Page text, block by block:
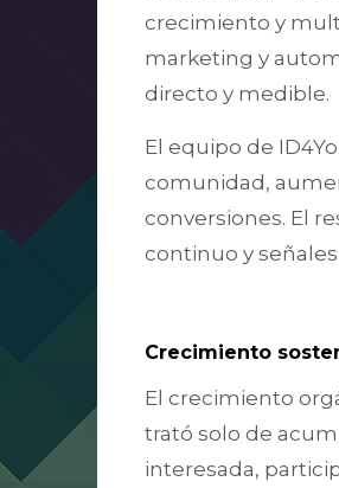
crecimiento y
marketing y
directo y medible.
El equipo de
comunidad,
conversiones. El
continuo y
Crecimiento
El crecimiento
trató solo de
interesada,